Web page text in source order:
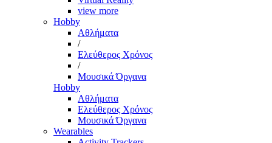
view more
Hobby
Αθλήματα
/
Ελεύθερος Χρόνος
/
Μουσικά Όργανα
Hobby
Αθλήματα
Ελεύθερος Χρόνος
Μουσικά Όργανα
Wearables